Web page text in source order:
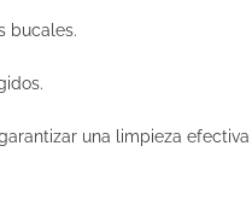
bucales.
una limpieza